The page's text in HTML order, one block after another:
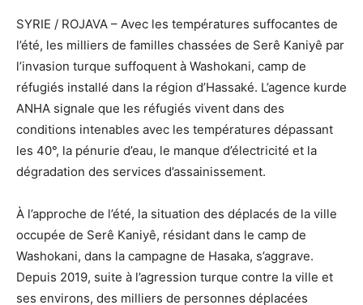
SYRIE / ROJAVA – Avec les températures suffocantes de
l’été, les milliers de familles chassées de Serê Kaniyê par
l’invasion turque suffoquent à Washokani, camp de
réfugiés installé dans la région d’Hassaké. L’agence kurde
ANHA signale que les réfugiés vivent dans des
conditions intenables avec les températures dépassant
les 40°, la pénurie d’eau, le manque d’électricité et la
dégradation des services d’assainissement.
À l’approche de l’été, la situation des déplacés de la ville
occupée de Serê Kaniyê, résidant dans le camp de
Washokani, dans la campagne de Hasaka, s’aggrave.
Depuis 2019, suite à l’agression turque contre la ville et
ses environs, des milliers de personnes déplacées